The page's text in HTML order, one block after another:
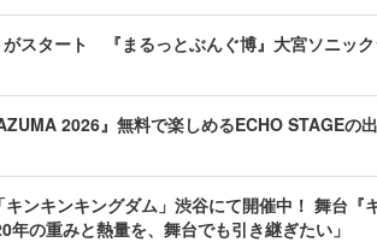
スタート 『まるっとぶんぐ博』大宮ソニッ
2026』無料で楽しめるECHO STAGEの
キンキンキングダム」渋谷にて開催中！ 舞台
の重みと熱量を、舞台でも引き継ぎたい」